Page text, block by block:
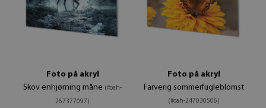
Foto på akryl
Skov enhjørning måne (#oah-
267377097)
Foto på akryl
Farverig sommerfugleblomst
(#oah-247030506)